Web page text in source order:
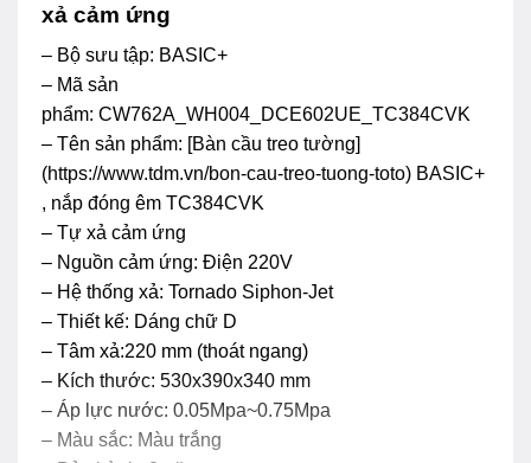
xả cảm ứng
– Bộ sưu tập: BASIC+
– Mã sản
phẩm: CW762A_WH004_DCE602UE_TC384CVK
– Tên sản phẩm: [Bàn cầu treo tường]
(https://www.tdm.vn/bon-cau-treo-tuong-toto) BASIC+
, nắp đóng êm TC384CVK
– Tự xả cảm ứng
– Nguồn cảm ứng: Điện 220V
– Hệ thống xả: Tornado Siphon-Jet
– Thiết kế: Dáng chữ D
– Tâm xả:220 mm (thoát ngang)
– Kích thước: 530x390x340 mm
– Áp lực nước: 0.05Mpa~0.75Mpa
– Màu sắc: Màu trắng